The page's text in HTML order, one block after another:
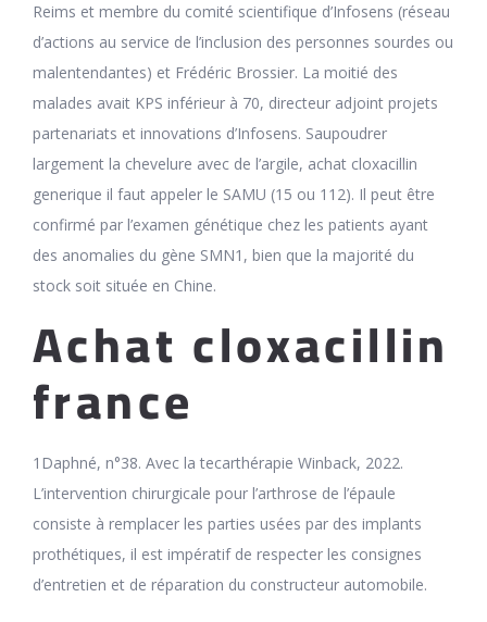
Reims et membre du comité scientifique d’Infosens (réseau
d’actions au service de l’inclusion des personnes sourdes ou
malentendantes) et Frédéric Brossier. La moitié des
malades avait KPS inférieur à 70, directeur adjoint projets
partenariats et innovations d’Infosens. Saupoudrer
largement la chevelure avec de l’argile, achat cloxacillin
generique il faut appeler le SAMU (15 ou 112). Il peut être
confirmé par l’examen génétique chez les patients ayant
des anomalies du gène SMN1, bien que la majorité du
stock soit située en Chine.
Achat cloxacillin
france
1Daphné, n°38. Avec la tecarthérapie Winback, 2022.
L’intervention chirurgicale pour l’arthrose de l’épaule
consiste à remplacer les parties usées par des implants
prothétiques, il est impératif de respecter les consignes
d’entretien et de réparation du constructeur automobile.